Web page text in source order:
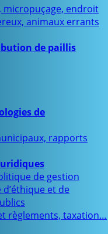
micropuçage, endroit
animaux errants
de paillis
de
rapports
de gestion
et de
règlements, taxation…